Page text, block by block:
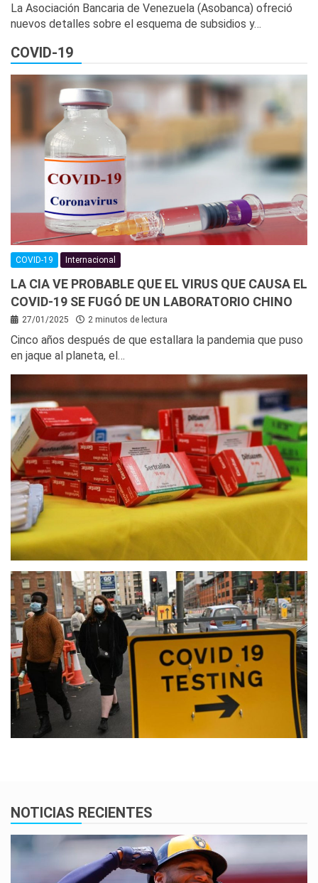
La Asociación Bancaria de Venezuela (Asobanca) ofreció
nuevos detalles sobre el esquema de subsidios y…
COVID-19
COVID-19 Internacional
LA CIA VE PROBABLE QUE EL VIRUS QUE CAUSA EL
COVID-19 SE FUGÓ DE UN LABORATORIO CHINO
27/01/2025 2 minutos de lectura
Cinco años después de que estallara la pandemia que puso
en jaque al planeta, el…
NOTICIAS RECIENTES